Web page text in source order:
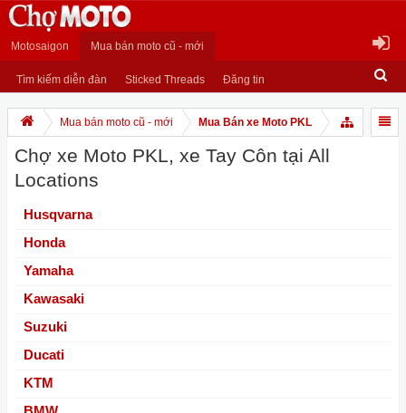
Motosaigon Mua bán moto cũ - mới
Tìm kiếm diễn đàn Sticked Threads Đăng tin
Mua bán moto cũ - mới Mua Bán xe Moto PKL
Chợ xe Moto PKL, xe Tay Côn tại All
Locations
Husqvarna
Honda
Yamaha
Kawasaki
Suzuki
Ducati
KTM